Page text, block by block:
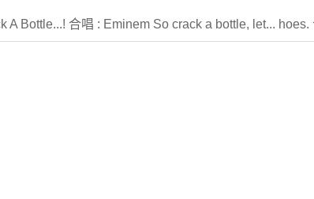
Bottle...! 合唱 : Eminem So crack a bottle, let... hoes.